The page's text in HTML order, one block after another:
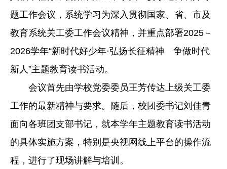
题工作会议，系统学习为深入贯彻国家、省、市及
教育系统关工委工作会议精神，并重点部署2025－
2026学年“新时代好少年·弘扬长征精神 争做时代
新人”主题教育读书活动。
会议首先由学校党委委员王芳传达上级关工委
工作的最新精神与要求。随后，校团委书记刘佳青
面向各班团支部书记，就本学年主题教育读书活动
的具体实施方案，特别是央视网线上平台的操作流
程，进行了现场讲解与培训。